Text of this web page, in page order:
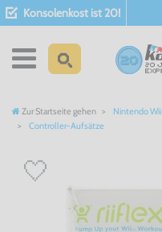
Konsolenkost ist 20!
Zur Startseite gehen Nintendo Wii
Controller-Aufsätze